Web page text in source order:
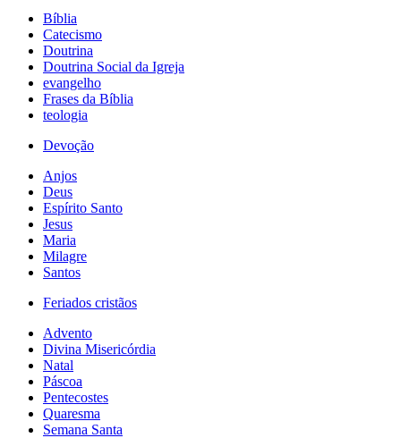
Bíblia
Catecismo
Doutrina
Doutrina Social da Igreja
evangelho
Frases da Bíblia
teologia
Devoção
Anjos
Deus
Espírito Santo
Jesus
Maria
Milagre
Santos
Feriados cristãos
Advento
Divina Misericórdia
Natal
Páscoa
Pentecostes
Quaresma
Semana Santa